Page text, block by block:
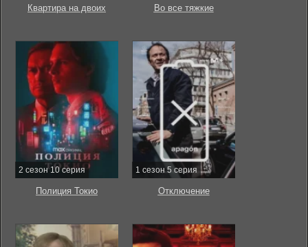
Квартира на двоих Во все тяжкие
2 сезон 10 серия
Полиция Токио
1 сезон 5 серия
Отключение